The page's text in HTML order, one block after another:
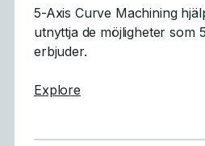
5-Axis Curve Machining
utnyttja de möjligheter som
erbjuder.
Exploreabout 5-Axis Curve